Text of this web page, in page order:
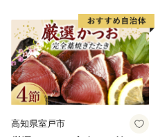
高知県室戸市